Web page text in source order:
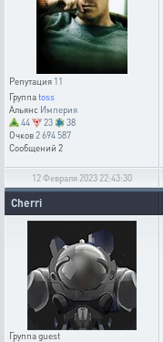
Репутация 11
Группаtoss
Альянс Империя
44
23
38
Очков2 694 587
Сообщений 2
12 Февраля 2023 22:43:30
Cherri
Группаguest